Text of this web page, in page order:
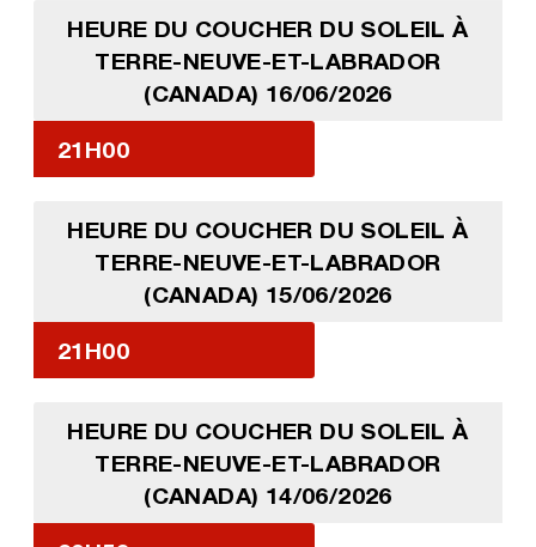
HEURE DU COUCHER DU SOLEIL À
TERRE-NEUVE-ET-LABRADOR
(CANADA) 16/06/2026
21H00
HEURE DU COUCHER DU SOLEIL À
TERRE-NEUVE-ET-LABRADOR
(CANADA) 15/06/2026
21H00
HEURE DU COUCHER DU SOLEIL À
TERRE-NEUVE-ET-LABRADOR
(CANADA) 14/06/2026